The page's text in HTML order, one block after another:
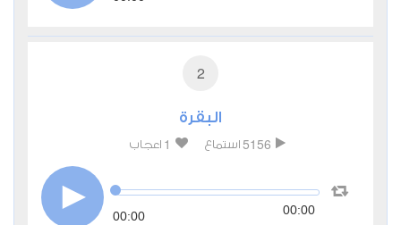
2
البقرة
5156 استماع 1 اعجاب
00:00 00:00